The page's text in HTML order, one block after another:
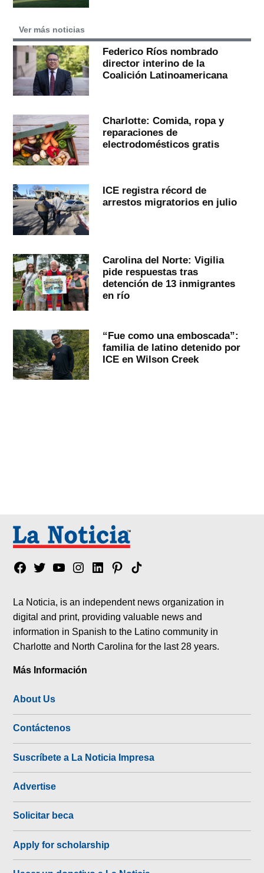
Ver más noticias
Federico Ríos nombrado
director interino de la
Coalición Latinoamericana
Charlotte: Comida, ropa y
reparaciones de
electrodomésticos gratis
ICE registra récord de
arrestos migratorios en julio
Carolina del Norte: Vigilia
pide respuestas tras
detención de 13 inmigrantes
en río
“Fue como una emboscada”:
familia de latino detenido por
ICE en Wilson Creek
Facebook
TwitterYouTubeInstagram
LinkedinPinterest
Tik
La Noticia, is an independent news organization in
digital and print, providing valuable news and
information in Spanish to the Latino community in
Charlotte and North Carolina for the last 28 years.
Más Información
About Us
Contáctenos
Suscríbete a La Noticia Impresa
Advertise
Solicitar beca
Apply for scholarship